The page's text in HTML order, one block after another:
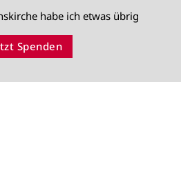
habe ich etwas übrig
Spenden